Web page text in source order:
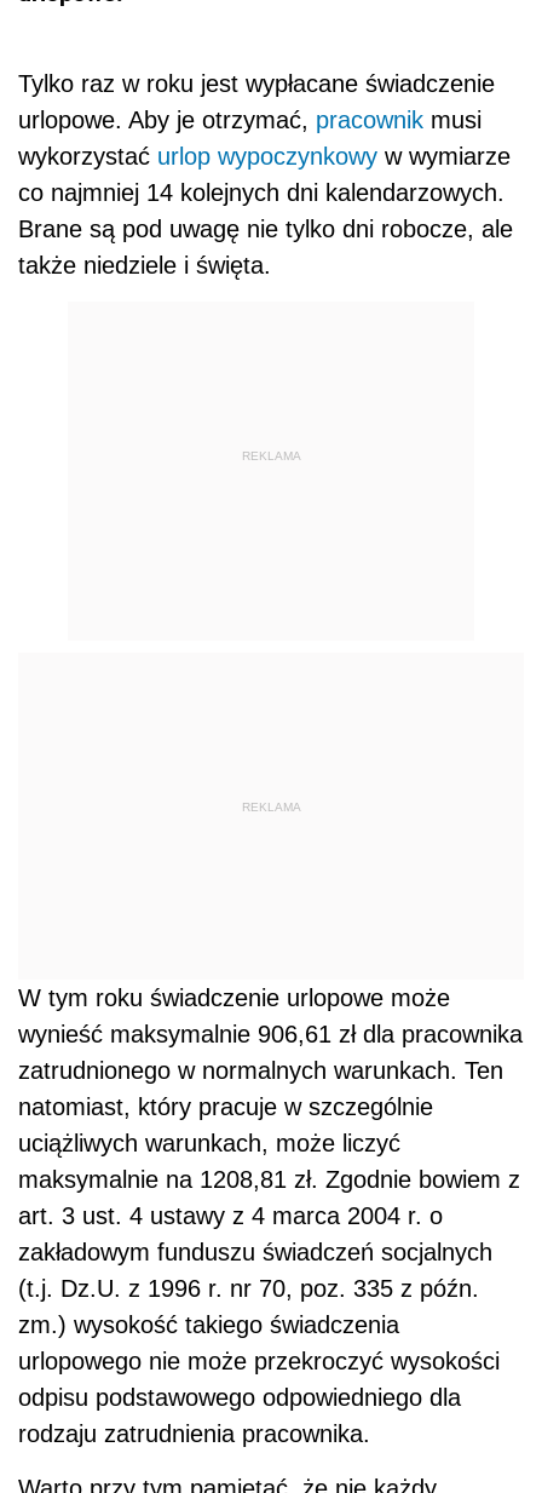
Tylko raz w roku jest wypłacane świadczenie
urlopowe. Aby je otrzymać, pracownik musi
wykorzystać urlop wypoczynkowy w wymiarze
co najmniej 14 kolejnych dni kalendarzowych.
Brane są pod uwagę nie tylko dni robocze, ale
także niedziele i święta.
REKLAMA
REKLAMA
W tym roku świadczenie urlopowe może
wynieść maksymalnie 906,61 zł dla pracownika
zatrudnionego w normalnych warunkach. Ten
natomiast, który pracuje w szczególnie
uciążliwych warunkach, może liczyć
maksymalnie na 1208,81 zł. Zgodnie bowiem z
art. 3 ust. 4 ustawy z 4 marca 2004 r. o
zakładowym funduszu świadczeń socjalnych
(t.j. Dz.U. z 1996 r. nr 70, poz. 335 z późn.
zm.) wysokość takiego świadczenia
urlopowego nie może przekroczyć wysokości
odpisu podstawowego odpowiedniego dla
rodzaju zatrudnienia pracownika.